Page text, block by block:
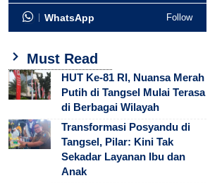
WhatsApp Follow
Must Read
HUT Ke-81 RI, Nuansa Merah
Putih di Tangsel Mulai Terasa
di Berbagai Wilayah
Transformasi Posyandu di
Tangsel, Pilar: Kini Tak
Sekadar Layanan Ibu dan
Anak